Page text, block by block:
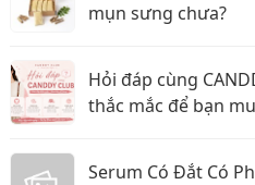
mụn sưng chưa?
Hỏi đáp cùng
thắc mắc để bạn
Serum Có Đắt Có